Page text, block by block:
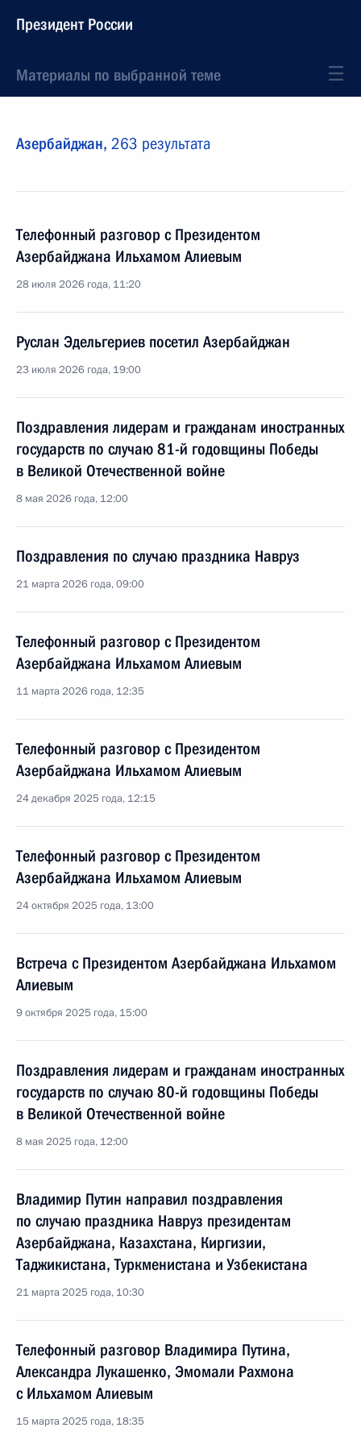
Президент России
Материалы по выбранной теме
Азербайджан, 263 результата
Телефонный разговор с Президентом
Азербайджана Ильхамом Алиевым
28 июля 2026 года, 11:20
Руслан Эдельгериев посетил Азербайджан
23 июля 2026 года, 19:00
Поздравления лидерам и гражданам иностранных
государств по случаю 81-й годовщины Победы
в Великой Отечественной войне
8 мая 2026 года, 12:00
Поздравления по случаю праздника Навруз
21 марта 2026 года, 09:00
Телефонный разговор с Президентом
Азербайджана Ильхамом Алиевым
11 марта 2026 года, 12:35
Телефонный разговор с Президентом
Азербайджана Ильхамом Алиевым
24 декабря 2025 года, 12:15
Телефонный разговор с Президентом
Азербайджана Ильхамом Алиевым
24 октября 2025 года, 13:00
Встреча с Президентом Азербайджана Ильхамом
Алиевым
9 октября 2025 года, 15:00
Поздравления лидерам и гражданам иностранных
государств по случаю 80-й годовщины Победы
в Великой Отечественной войне
8 мая 2025 года, 12:00
Владимир Путин направил поздравления
по случаю праздника Навруз президентам
Азербайджана, Казахстана, Киргизии,
Таджикистана, Туркменистана и Узбекистана
21 марта 2025 года, 10:30
Телефонный разговор Владимира Путина,
Александра Лукашенко, Эмомали Рахмона
с Ильхамом Алиевым
15 марта 2025 года, 18:35